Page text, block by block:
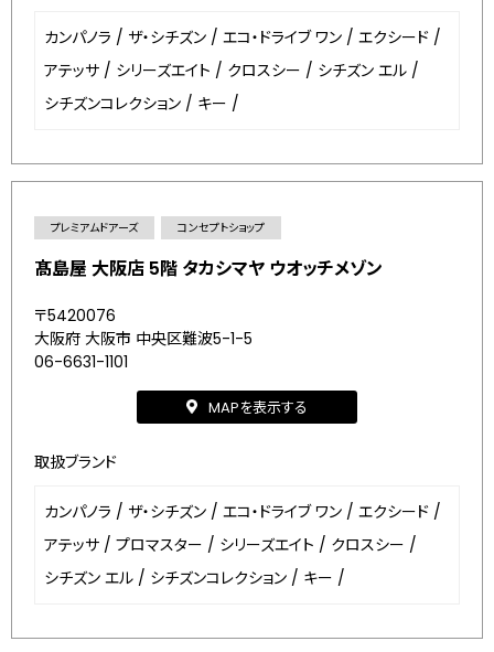
カンパノラ / ザ・シチズン / エコ・ドライブ ワン / エクシード /
アテッサ / シリーズエイト / クロスシー / シチズン エル /
シチズンコレクション / キー /
プレミアムドアーズ コンセプトショップ
髙島屋 大阪店 5階 タカシマヤ ウオッチメゾン
〒5420076
大阪府 大阪市 中央区難波5-1-5
06-6631-1101
MAPを表示する
取扱ブランド
カンパノラ / ザ・シチズン / エコ・ドライブ ワン / エクシード /
アテッサ / プロマスター / シリーズエイト / クロスシー /
シチズン エル / シチズンコレクション / キー /